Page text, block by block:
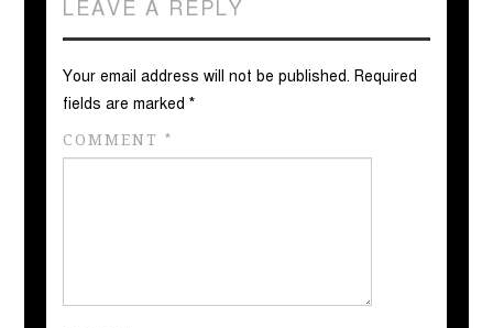
LEAVE A REPLY
Your email address will not be published. Required
fields are marked*
COMMENT*